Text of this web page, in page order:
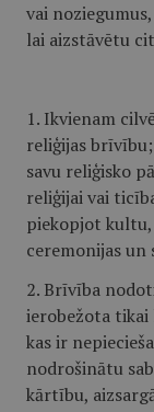
vai
lai aizstāvētu
1. Ikvienam
reliģijas
savu reliģisko
reliģijai vai
piekopjot
ceremonijas
2. Brīvība
ierobežota tikai
kas ir
nodrošinātu
kārtību,